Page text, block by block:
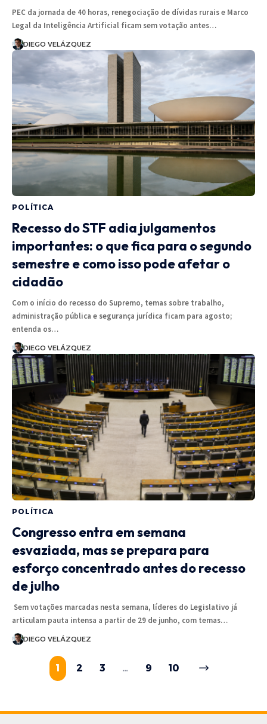
PEC da jornada de 40 horas, renegociação de dívidas rurais e Marco
Legal da Inteligência Artificial ficam sem votação antes…
DIEGO VELÁZQUEZ
POLÍTICA
Recesso do STF adia julgamentos
importantes: o que fica para o segundo
semestre e como isso pode afetar o
cidadão
Com o início do recesso do Supremo, temas sobre trabalho,
administração pública e segurança jurídica ficam para agosto;
entenda os…
DIEGO VELÁZQUEZ
POLÍTICA
Congresso entra em semana
esvaziada, mas se prepara para
esforço concentrado antes do recesso
de julho
Sem votações marcadas nesta semana, líderes do Legislativo já
articulam pauta intensa a partir de 29 de junho, com temas…
DIEGO VELÁZQUEZ
1 2 3 … 9 10